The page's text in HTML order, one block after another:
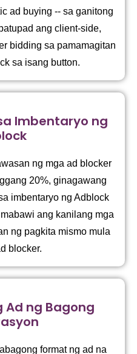
ad buying -- sa ganitong
ang client-side,
bidding sa pamamagitan
sa isang button.
Imbentaryo ng
ng mga ad blocker
20%, ginagawang
imbentaryo ng Adblock
ang kanilang mga
ng pagkita mismo mula
blocker.
Ad ng Bagong
format ng ad na